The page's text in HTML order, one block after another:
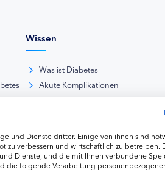
Wissen
Was ist Diabetes
Akute Komplikationen
Therapie Typ-2-Diabetes
Weitere hormonelle Erkrankungen
und Dienste dritter. Einige von ihnen sind
verbessern und wirtschaftlich zu betreiben.
Dienste, und die mit Ihnen verbundene
die folgende Verarbeitung